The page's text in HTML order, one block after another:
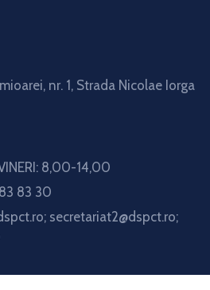
nr. 1, Strada Nicolae Iorga
8,00-14,00
83 30
secretariat2@dspct.ro;